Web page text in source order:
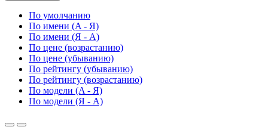
По умолчанию
По имени (A - Я)
По имени (Я - A)
По цене (возрастанию)
По цене (убыванию)
По рейтингу (убыванию)
По рейтингу (возрастанию)
По модели (A - Я)
По модели (Я - A)